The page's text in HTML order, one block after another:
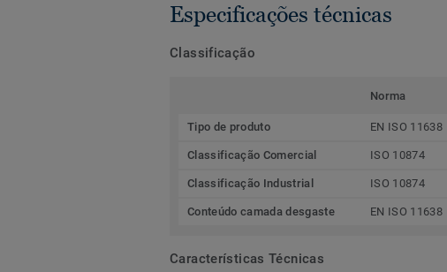
Especificações técnicas
Classificação
Norma
Tipo de produto EN ISO 11638
Classificação Comercial ISO 10874
Classificação Industrial ISO 10874
Conteúdo camada desgaste EN ISO 11638
Características Técnicas